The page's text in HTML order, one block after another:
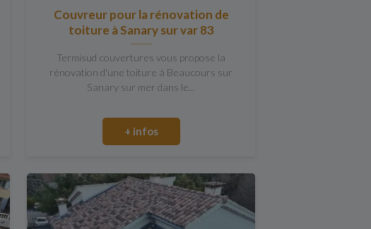
Couvreur pour la rénovation de
toiture à Sanary sur var 83
Termisud couvertures vous propose la
rénovation d'une toiture à Beaucours sur
Sanary sur mer dans le...
+ infos